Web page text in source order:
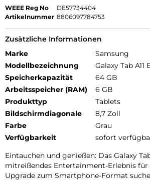
WEEE Reg No
DE57734404
Artikelnummer 8806097784753
Zusätzliche Informationen
Marke
Samsung
Modellbezeichnung
Galaxy Tab A11
Speicherkapazität
64 GB
Arbeitsspeicher (RAM)
6 GB
Produkttyp
Tablets
Bildschirmdiagonale
8,7 Zoll
Farbe
Grau
Verfügbarkeit
sofort
Eintauchen und genießen: Das Galaxy
mitreißendes Entertainment-Erlebnis für
Upgrade zum Smartphone-Format